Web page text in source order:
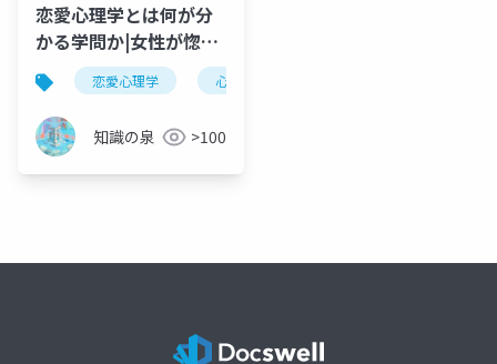
恋愛心理学とは何が分
かる学問か|女性が惚れ
る過程を科学的に徹底
解説
恋愛心理学 心理学
知識の泉 >100